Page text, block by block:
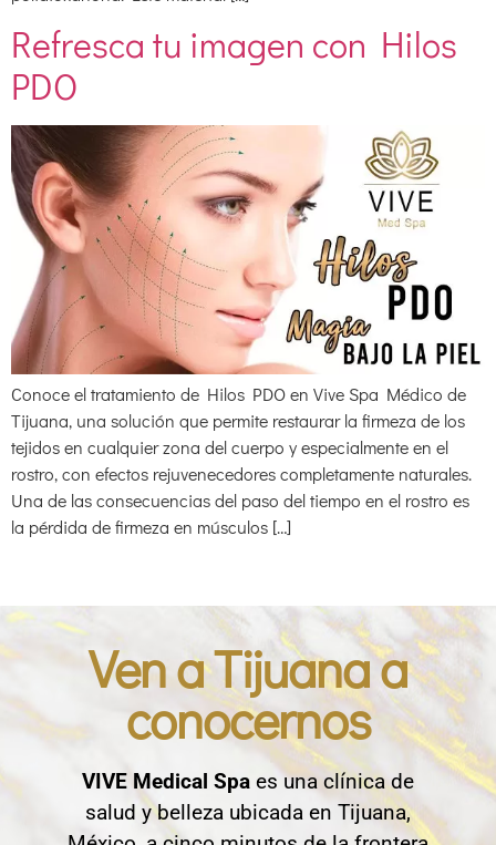
Refresca tu imagen con Hilos
PDO
Conoce el tratamiento de Hilos PDO en Vive Spa Médico de
Tijuana, una solución que permite restaurar la firmeza de los
tejidos en cualquier zona del cuerpo y especialmente en el
rostro, con efectos rejuvenecedores completamente naturales.
Una de las consecuencias del paso del tiempo en el rostro es
la pérdida de firmeza en músculos […]
Ven a Tijuana a
conocernos
VIVE Medical Spa es una clínica de
salud y belleza ubicada en Tijuana,